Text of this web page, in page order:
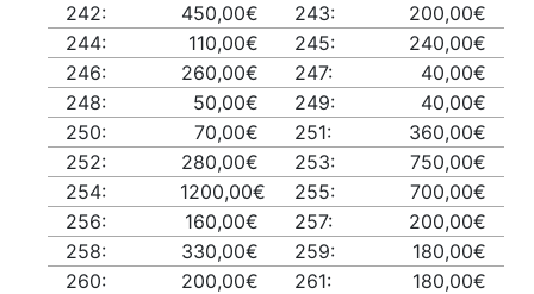
242:
450,00€ 243:
200,00€
244:
110,00€ 245:
240,00€
246:
260,00€ 247:
40,00€
248:
50,00€ 249:
40,00€
250:
70,00€ 251:
360,00€
252:
280,00€ 253:
750,00€
254:
1200,00€ 255:
700,00€
256:
160,00€ 257:
200,00€
258:
330,00€ 259:
180,00€
260:
200,00€ 261:
180,00€